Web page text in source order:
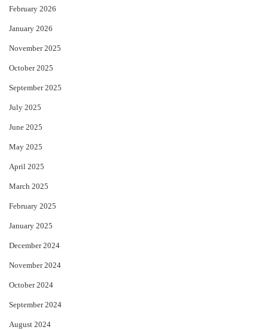
February 2026
January 2026
November 2025
October 2025
September 2025
July 2025
June 2025
May 2025
April 2025
March 2025
February 2025
January 2025
December 2024
November 2024
October 2024
September 2024
August 2024